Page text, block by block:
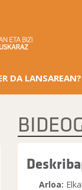
DA LANSAREAN?
Arloa: